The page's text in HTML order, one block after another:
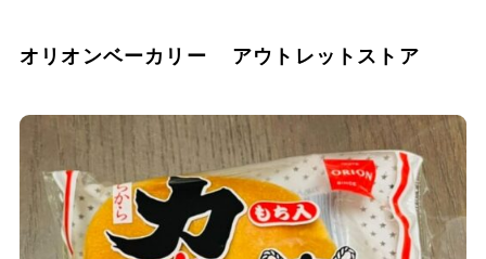
オリオンベーカリー アウトレットストア